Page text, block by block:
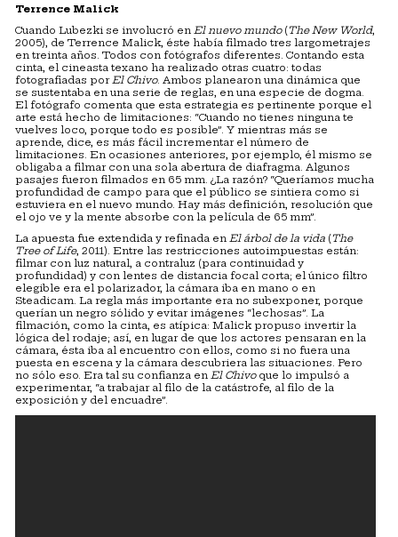
Terrence Malick
Cuando Lubezki se involucró en El nuevo mundo(The New World,
2005), de Terrence Malick, éste había filmado tres largometrajes
en treinta años. Todos con fotógrafos diferentes. Contando esta
cinta, el cineasta texano ha realizado otras cuatro: todas
fotografiadas porEl Chivo. Ambos planearon una dinámica que
se sustentaba en una serie de reglas, en una especie de dogma.
El fotógrafo comenta que esta estrategia es pertinente porque el
arte está hecho de limitaciones: “Cuando no tienes ninguna te
vuelves loco, porque todo es posible”. Y mientras más se
aprende, dice, es más fácil incrementar el número de
limitaciones. En ocasiones anteriores, por ejemplo, él mismo se
obligaba a filmar con una sola abertura de diafragma. Algunos
pasajes fueron filmados en 65 mm. ¿La razón? “Queríamos mucha
profundidad de campo para que el público se sintiera como si
estuviera en el nuevo mundo. Hay más definición, resolución que
el ojo ve y la mente absorbe con la película de 65 mm”.
La apuesta fue extendida y refinada en El árbol de la vida (The
Tree of Life, 2011). Entre las restricciones autoimpuestas están:
filmar con luz natural, a contraluz (para continuidad y
profundidad) y con lentes de distancia focal corta; el único filtro
elegible era el polarizador, la cámara iba en mano o en
Steadicam. La regla más importante era no subexponer, porque
querían un negro sólido y evitar imágenes “lechosas”. La
filmación, como la cinta, es atípica: Malick propuso invertir la
lógica del rodaje; así, en lugar de que los actores pensaran en la
cámara, ésta iba al encuentro con ellos, como si no fuera una
puesta en escena y la cámara descubriera las situaciones. Pero
no sólo eso. Era tal su confianza en El Chivoque lo impulsó a
experimentar, “a trabajar al filo de la catástrofe, al filo de la
exposición y del encuadre”.